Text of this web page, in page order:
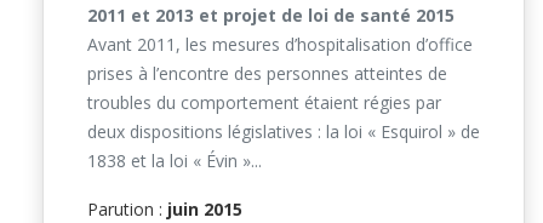
2011 et 2013 et projet de loi de santé 2015
Avant 2011, les mesures d’hospitalisation d’office
prises à l’encontre des personnes atteintes de
troubles du comportement étaient régies par
deux dispositions législatives : la loi « Esquirol » de
1838 et la loi « Évin »...
Parution : juin 2015